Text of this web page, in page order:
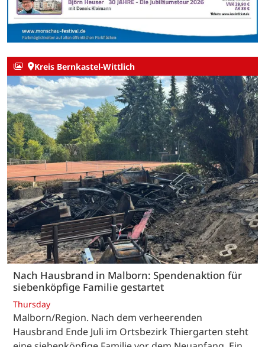
Kreis Bernkastel-Wittlich
Nach Hausbrand in Malborn: Spendenaktion für
siebenköpfige Familie gestartet
Thursday
Malborn/Region. Nach dem verheerenden
Hausbrand Ende Juli im Ortsbezirk Thiergarten steht